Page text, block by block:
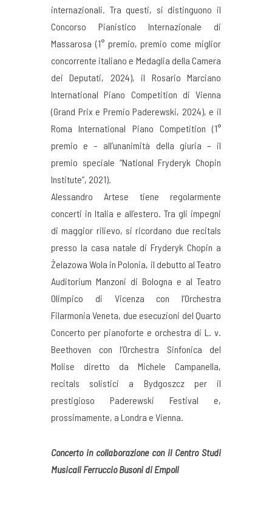
internazionali. Tra questi, si distinguono il
Concorso Pianistico Internazionale di
Massarosa (1° premio, premio come miglior
concorrente italiano e Medaglia della Camera
dei Deputati, 2024), il Rosario Marciano
International Piano Competition di Vienna
(Grand Prix e Premio Paderewski, 2024), e il
Roma International Piano Competition (1°
premio e – all’unanimità della giuria – il
premio speciale “National Fryderyk Chopin
Institute”, 2021).
Alessandro Artese tiene regolarmente
concerti in Italia e all’estero. Tra gli impegni
di maggior rilievo, si ricordano due recitals
presso la casa natale di Fryderyk Chopin a
Żelazowa Wola in Polonia, il debutto al Teatro
Auditorium Manzoni di Bologna e al Teatro
Olimpico di Vicenza con l’Orchestra
Filarmonia Veneta, due esecuzioni del Quarto
Concerto per pianoforte e orchestra di L. v.
Beethoven con l’Orchestra Sinfonica del
Molise diretto da Michele Campanella,
recitals solistici a Bydgoszcz per il
prestigioso Paderewski Festival e,
prossimamente, a Londra e Vienna.
Concerto in collaborazione con il Centro Studi
Musicali Ferruccio Busoni di Empoli